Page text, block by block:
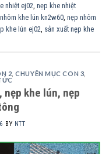
nhiệt ej02 nẹp khe nhiệt
khe lún kn2w60 nẹp nhôm
khe lún ej02 sản xuất nẹp khe
2 ,CHUYÊN MỤC CON 3
nẹp khe lún, nẹp
BY NTT